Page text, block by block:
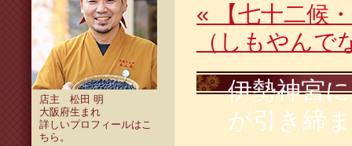
店主 松田 明
大阪府生まれ
詳しいプロフィールはこ
ちら 。
« 【七十二候
（しもやんで
伊勢神宮
が引き締